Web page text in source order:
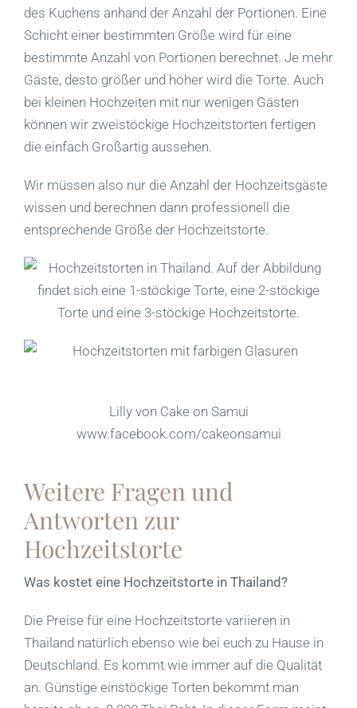
des Kuchens anhand der Anzahl der Portionen. Eine
Schicht einer bestimmten Größe wird für eine
bestimmte Anzahl von Portionen berechnet. Je mehr
Gäste, desto größer und höher wird die Torte. Auch
bei kleinen Hochzeiten mit nur wenigen Gästen
können wir zweistöckige Hochzeitstorten fertigen
die einfach Großartig aussehen.
Wir müssen also nur die Anzahl der Hochzeitsgäste
wissen und berechnen dann professionell die
entsprechende Größe der Hochzeitstorte.
Lilly von Cake on Samui
www.facebook.com/cakeonsamui
Weitere Fragen und
Antworten zur
Hochzeitstorte
Was kostet eine Hochzeitstorte in Thailand?
Die Preise für eine Hochzeitstorte variieren in
Thailand natürlich ebenso wie bei euch zu Hause in
Deutschland. Es kommt wie immer auf die Qualität
an. Günstige einstöckige Torten bekommt man